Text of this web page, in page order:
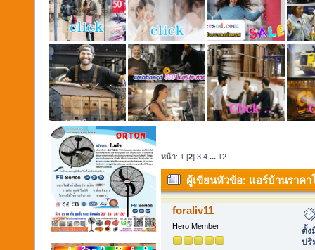
หน้า: 1 [2] 3 4 ... 12
ผู้เขียนหัวข้อ: แอร์บ้านราค
กรุงเทพฯ-ปริมณฑล! (อ่าน
foraliv11
Hero Member
ตั้ง
ป